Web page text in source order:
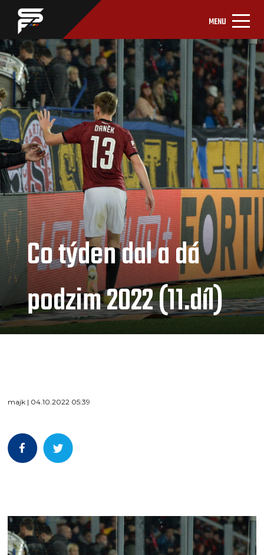
MENU
Co týden dal a dá
podzim 2022 (11.díl)
majk | 04.10.2022 05:39